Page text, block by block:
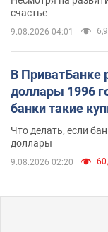
счастье
9.08.2026 04:01
В ПриватБанке
доллары 1996
банки такие
Что делать, если
доллары
9.08.2026 02:20